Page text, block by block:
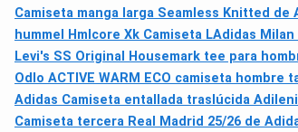
Camiseta manga larga Seamless Knitted de
hummel Hmlcore Xk Camiseta LAdidas
Levi's SS Original Housemark tee para
Odlo ACTIVE WARM ECO camiseta hombre
Adidas Camiseta entallada traslúcida
Camiseta tercera Real Madrid 25/26 de